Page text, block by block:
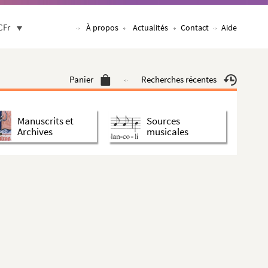
À propos Actualités Contact Aide
Panier Recherches récentes
Manuscrits et
Archives
Sources
musicales